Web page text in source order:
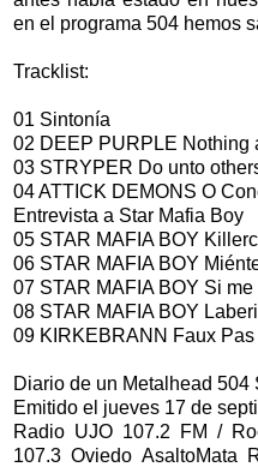
en el programa 504 hemos
Tracklist:
01 Sintonía
02 DEEP PURPLE Nothing
03 STRYPER Do unto
04 ATTICK DEMONS O
Entrevista a Star Mafia Boy
05 STAR MAFIA BOY
06 STAR MAFIA BOY
07 STAR MAFIA BOY Si me
08 STAR MAFIA BOY
09 KIRKEBRANN Faux Pas
Diario de un Metalhead 504
Emitido el jueves 17 de
Radio UJO 107.2 FM /
107.3 Oviedo AsaltoMata